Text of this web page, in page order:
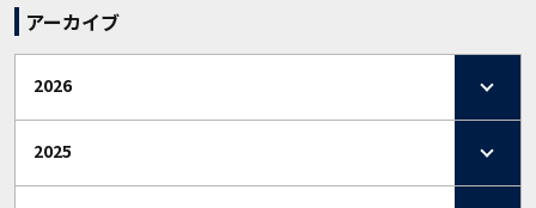
アーカイブ
2026
2025